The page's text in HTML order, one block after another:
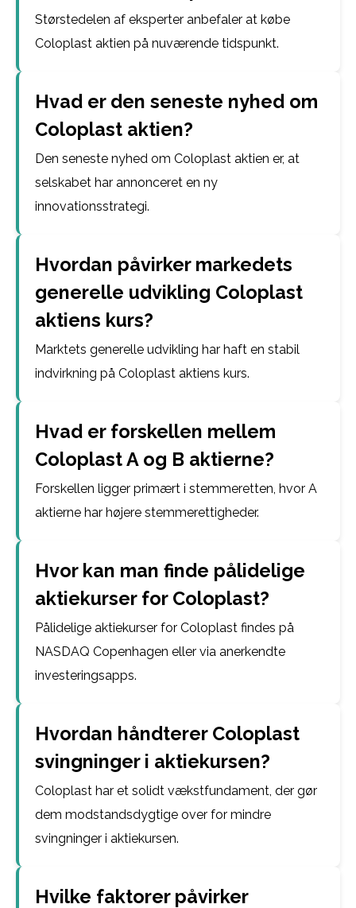
Størstedelen af eksperter anbefaler at købe
Coloplast aktien på nuværende tidspunkt.
Hvad er den seneste nyhed om
Coloplast aktien?
Den seneste nyhed om Coloplast aktien er, at
selskabet har annonceret en ny
innovationsstrategi.
Hvordan påvirker markedets
generelle udvikling Coloplast
aktiens kurs?
Marktets generelle udvikling har haft en stabil
indvirkning på Coloplast aktiens kurs.
Hvad er forskellen mellem
Coloplast A og B aktierne?
Forskellen ligger primært i stemmeretten, hvor A
aktierne har højere stemmerettigheder.
Hvor kan man finde pålidelige
aktiekurser for Coloplast?
Pålidelige aktiekurser for Coloplast findes på
NASDAQ Copenhagen eller via anerkendte
investeringsapps.
Hvordan håndterer Coloplast
svingninger i aktiekursen?
Coloplast har et solidt vækstfundament, der gør
dem modstandsdygtige over for mindre
svingninger i aktiekursen.
Hvilke faktorer påvirker